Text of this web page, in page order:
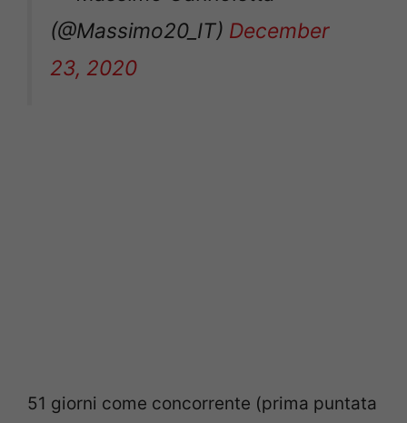
(@Massimo20_IT) December
23, 2020
51 giorni come concorrente (prima puntata